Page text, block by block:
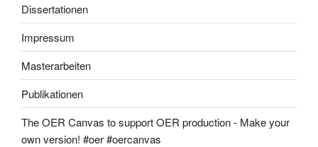
Dissertationen
Impressum
Masterarbeiten
Publikationen
The OER Canvas to support OER production - Make your
own version! #oer #oercanvas